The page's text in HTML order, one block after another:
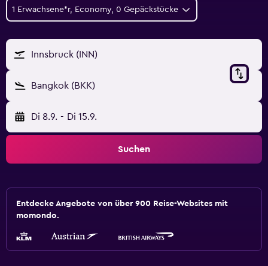
1 Erwachsene*r, Economy, 0 Gepäckstücke
Innsbruck (INN)
Bangkok (BKK)
Di 8.9. - Di 15.9.
Suchen
Entdecke Angebote von über 900 Reise-Websites mit
momondo.